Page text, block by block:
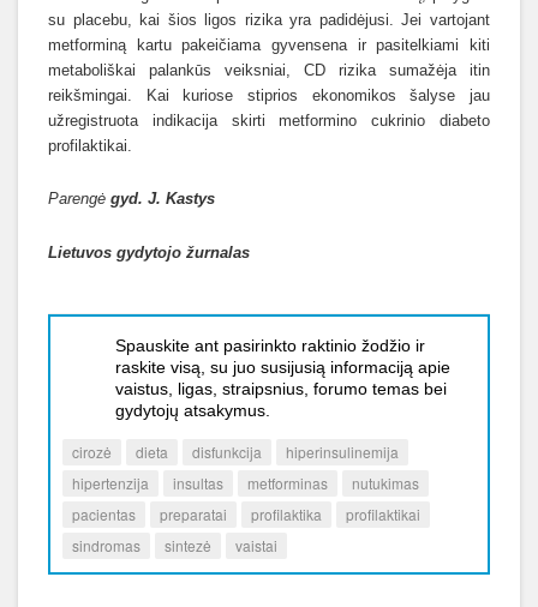
su placebu, kai šios ligos rizika yra padidėjusi. Jei vartojant
metforminą kartu pakeičiama gyvensena ir pasitelkiami kiti
metaboliškai palankūs veiksniai, CD rizika sumažėja itin
reikšmingai. Kai kuriose stiprios ekonomikos šalyse jau
užregistruota indikacija skirti metformino cukrinio diabeto
profilaktikai.
Parengė gyd. J. Kastys
Lietuvos gydytojo žurnalas
Spauskite ant pasirinkto raktinio žodžio ir
raskite visą, su juo susijusią informaciją apie
vaistus, ligas, straipsnius, forumo temas bei
gydytojų atsakymus.
cirozė dieta disfunkcija
hiperinsulinemija
hipertenzija
insultas metforminas
nutukimas
pacientas
preparatai profilaktika
profilaktikai
sindromas
sintezė vaistai